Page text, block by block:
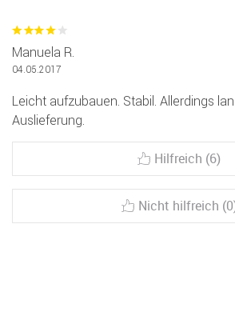
Manuela R.
04.05.2017
Leicht aufzubauen. Stabil. Allerdings
Auslieferung.
Hilfreich (6)
Nicht hilfreich